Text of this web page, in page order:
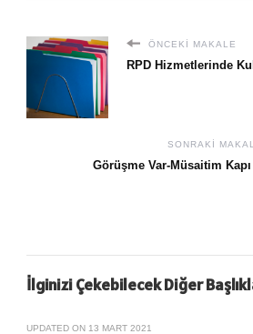
ÖNCEKI MAKALE
RPD Hizmetlerinde
SONRAKI
Görüşme Var-Müsaitim Kapı
İlginizi Çekebilecek Diğer
UPDATED ON 13 MART 2021